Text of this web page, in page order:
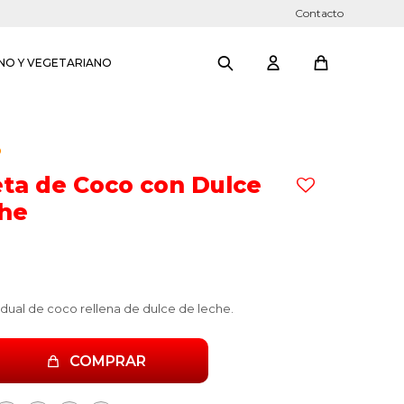
Y VEGETARIANO
Contacto
de Coco con Dulce
de coco rellena de dulce de leche.
COMPRAR